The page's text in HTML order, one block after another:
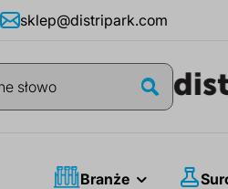
sklep@distripark.com
Szukaj
Szukaj
Branże